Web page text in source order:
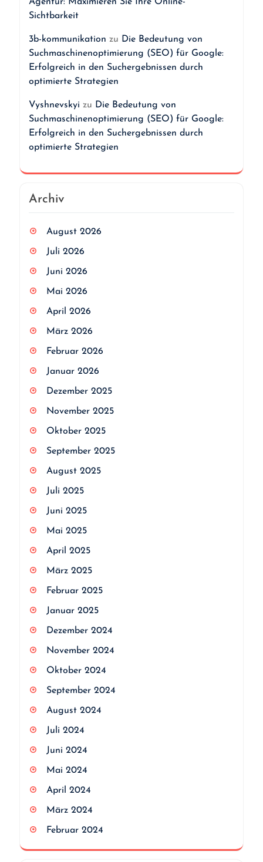
Sichtbarkeit
3b-kommunikation zu Die Bedeutung von
Suchmaschinenoptimierung (SEO) für Google:
Erfolgreich in den Suchergebnissen durch
optimierte Strategien
Vyshnevskyi zu Die Bedeutung von
Suchmaschinenoptimierung (SEO) für Google:
Erfolgreich in den Suchergebnissen durch
optimierte Strategien
Archiv
August 2026
Juli 2026
Juni 2026
Mai 2026
April 2026
März 2026
Februar 2026
Januar 2026
Dezember 2025
November 2025
Oktober 2025
September 2025
August 2025
Juli 2025
Juni 2025
Mai 2025
April 2025
März 2025
Februar 2025
Januar 2025
Dezember 2024
November 2024
Oktober 2024
September 2024
August 2024
Juli 2024
Juni 2024
Mai 2024
April 2024
März 2024
Februar 2024